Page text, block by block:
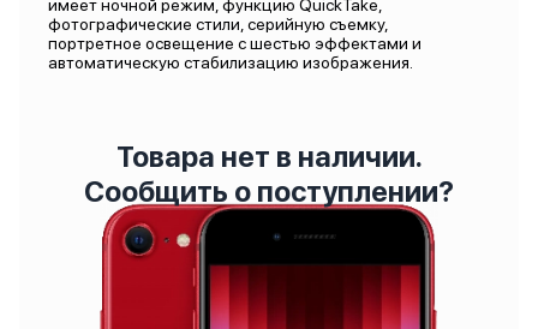
имеет ночной режим, функцию QuickTake,
фотографические стили, серийную съемку,
портретное освещение с шестью эффектами и
автоматическую стабилизацию изображения.
Товара нет в наличии.
Сообщить о поступлении?